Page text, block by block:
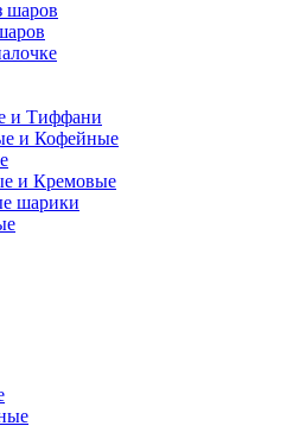
шаров
и Тиффани
и Кофейные
и Кремовые
шарики